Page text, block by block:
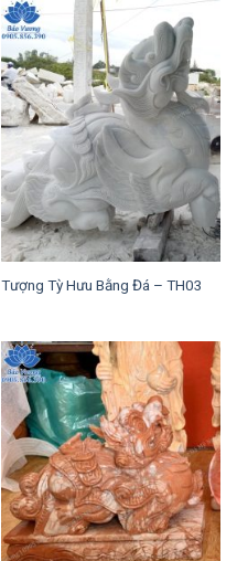
Tượng Tỳ Hưu Bằng Đá – TH03